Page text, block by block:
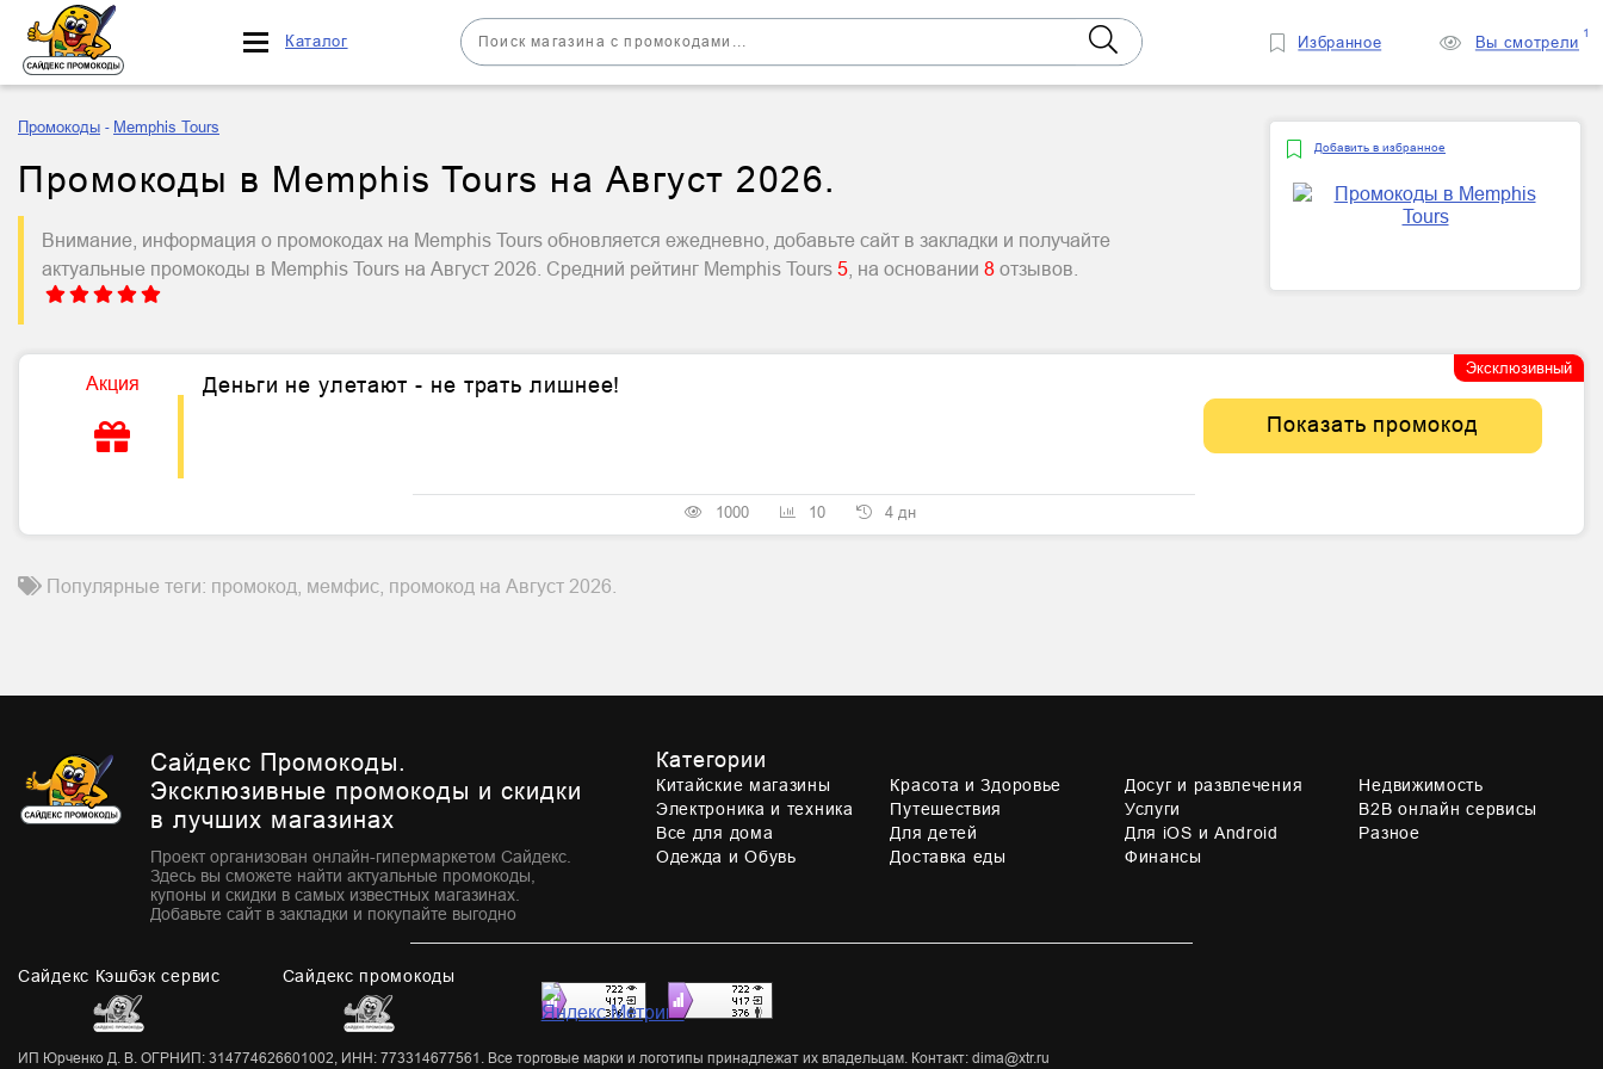
Промокоды Memphis Tours
Промокоды в Memphis Tours на Август 2026.
Внимание, информация о промокодах на Memphis Tours обновляется ежедневно, добавьте сайт в закладки и получайте
актуальные промокоды в Memphis Tours на Август 2026. Средний рейтинг Memphis Tours 5 , на основании 8 отзывов.
Добавить в избранное
Эксклюзивный
Акция
Деньги не улетают - не трать лишнее!
Показать промокод
1000 10 4 дн
Популярные теги: промокод, мемфис, промокод на Август 2026.
Сайдекс Промокоды.
Эксклюзивные промокоды и скидки
в лучших магазинах
Проект организован онлайн-гипермаркетом Сайдекс.
Здесь вы сможете найти актуальные промокоды,
купоны и скидки в самых известных магазинах.
Добавьте сайт в закладки и покупайте выгодно
Категории
Китайские магазины
Электроника и техника
Все для дома
Одежда и Обувь
Красота и Здоровье
Путешествия
Для детей
Доставка еды
Досуг и развлечения
Услуги
Для iOS и Android
Финансы
Недвижимость
B2B онлайн сервисы
Разное
Сайдекс Кэшбэк сервис Сайдекс промокоды
ИП Юрченко Д. В. ОГРНИП: 314774626601002, ИНН: 773314677561. Все торговые марки и логотипы принадлежат их владельцам. Контакт: dima@xtr.ru
Каталог Избранное Вы смотрели
1